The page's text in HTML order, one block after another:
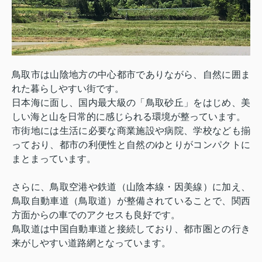
鳥取市は山陰地方の中心都市でありながら、自然に囲ま
れた暮らしやすい街です。
日本海に面し、国内最大級の「鳥取砂丘」をはじめ、美
しい海と山を日常的に感じられる環境が整っています。
市街地には生活に必要な商業施設や病院、学校なども揃
っており、都市の利便性と自然のゆとりがコンパクトに
まとまっています。
さらに、鳥取空港や鉄道（山陰本線・因美線）に加え、
鳥取自動車道（鳥取道）が整備されていることで、関西
方面からの車でのアクセスも良好です。
鳥取道は中国自動車道と接続しており、都市圏との行き
来がしやすい道路網となっています。